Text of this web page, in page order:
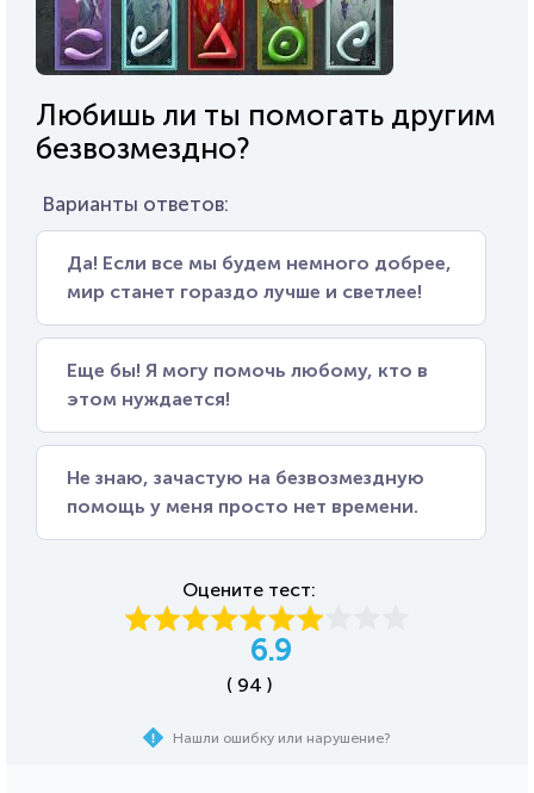
Любишь ли ты помогать другим
безвозмездно?
Варианты ответов:
Да! Если все мы будем немного добрее,
мир станет гораздо лучше и светлее!
Еще бы! Я могу помочь любому, кто в
этом нуждается!
Не знаю, зачастую на безвозмездную
помощь у меня просто нет времени.
Оцените тест:
6.9
( 94 )
Нашли ошибку или нарушение?